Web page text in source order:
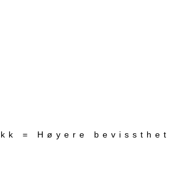
= Høyere bevissthet